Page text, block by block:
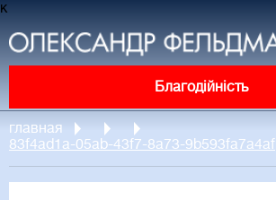
к
Благодійність
главная
83f4ad1a-05ab-43f7-8a73-9b593fa7a4af